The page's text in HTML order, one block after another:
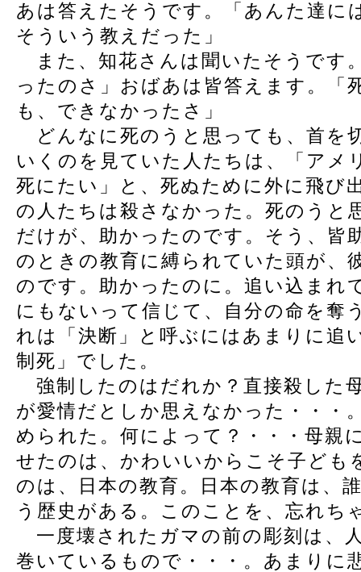
あは答えたそうです。「あんた達に
そういう教えだった」
また、知花さんは聞いたそうです
ったのさ」おばあは皆答えます。「
も、できなかったさ」
どんなに死のうと思っても、首を
いくのを見ていた人たちは、「アメ
死にたい」と、死ぬために外に飛び
の人たちは殺さなかった。死のうと
だけが、助かったのです。そう、皆
のときの教育に縛られていた頭が、
のです。助かったのに。追い込まれ
にもないって信じて、自分の命を奪
れは「決断」と呼ぶにはあまりに追
制死」でした。
強制したのはだれか？直接殺した
が愛情だとしか思えなかった・・・
められた。何によって？・・・母親
せたのは、かわいいからこそ子ども
のは、日本の教育。日本の教育は、
う歴史がある。このことを、忘れち
一度壊されたガマの前の彫刻は、
巻いているもので・・・。あまりに